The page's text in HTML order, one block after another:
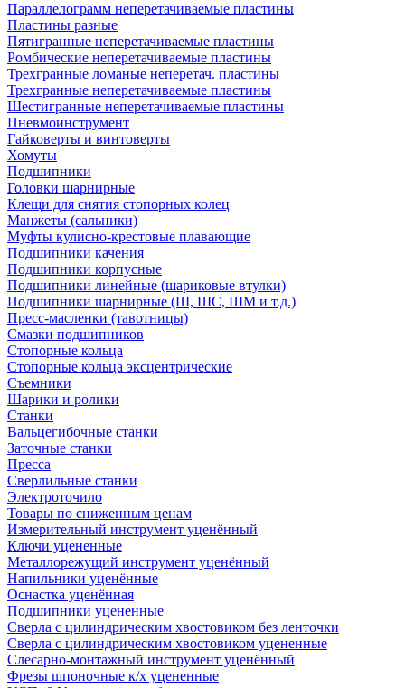
Параллелограмм неперетачиваемые пластины
Пластины разные
Пятигранные неперетачиваемые пластины
Ромбические неперетачиваемые пластины
Трехгранные ломаные неперетач. пластины
Трехгранные неперетачиваемые пластины
Шестигранные неперетачиваемые пластины
Пневмоинструмент
Гайковерты и винтоверты
Хомуты
Подшипники
Головки шарнирные
Клещи для снятия стопорных колец
Манжеты (сальники)
Муфты кулисно-крестовые плавающие
Подшипники качения
Подшипники корпусные
Подшипники линейные (шариковые втулки)
Подшипники шарнирные (Ш, ШС, ШМ и т.д.)
Пресс-масленки (тавотницы)
Смазки подшипников
Стопорные кольца
Стопорные кольца эксцентрические
Съемники
Шарики и ролики
Станки
Вальцегибочные станки
Заточные станки
Пресса
Сверлильные станки
Электроточило
Товары по сниженным ценам
Измерительный инструмент уценённый
Ключи уцененные
Металлорежущий инструмент уценённый
Напильники уценённые
Оснастка уценённая
Подшипники уцененные
Сверла с цилиндрическим хвостовиком без ленточки
Сверла с цилиндрическим хвостовиком уцененные
Слесарно-монтажный инструмент уценённый
Фрезы шпоночные к/х уцененные